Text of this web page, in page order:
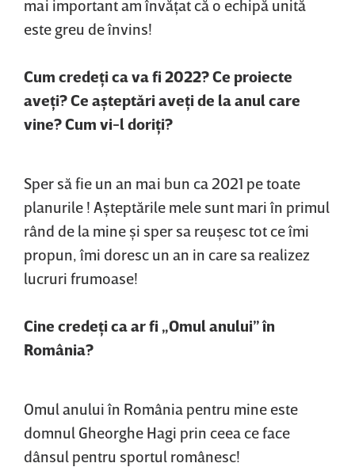
mai important am învăţat că o echipă unită
este greu de învins!
Cum credeţi ca va fi 2022? Ce proiecte
aveţi? Ce aşteptări aveţi de la anul care
vine? Cum vi-l doriţi?
Sper să fie un an mai bun ca 2021 pe toate
planurile ! Aşteptările mele sunt mari în primul
rând de la mine şi sper sa reuşesc tot ce îmi
propun, îmi doresc un an in care sa realizez
lucruri frumoase!
Cine credeţi ca ar fi „Omul anului” în
România?
Omul anului în România pentru mine este
domnul Gheorghe Hagi prin ceea ce face
dânsul pentru sportul românesc!